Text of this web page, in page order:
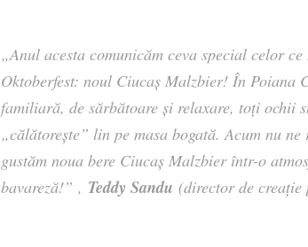
„Anul acesta comunicăm ceva special celor
Oktoberfest: noul Ciucaș Malzbier! În Poiana
familiară, de sărbătoare și relaxare, toți ochii
„călătorește” lin pe masa bogată. Acum nu
gustăm noua bere Ciucaș Malzbier într-o
bavareză!” , Teddy Sandu (director de